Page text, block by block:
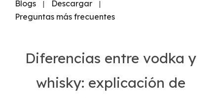
Blogs | Descargar |
Preguntas más frecuentes
Diferencias entre vodka y
whisky: explicación de